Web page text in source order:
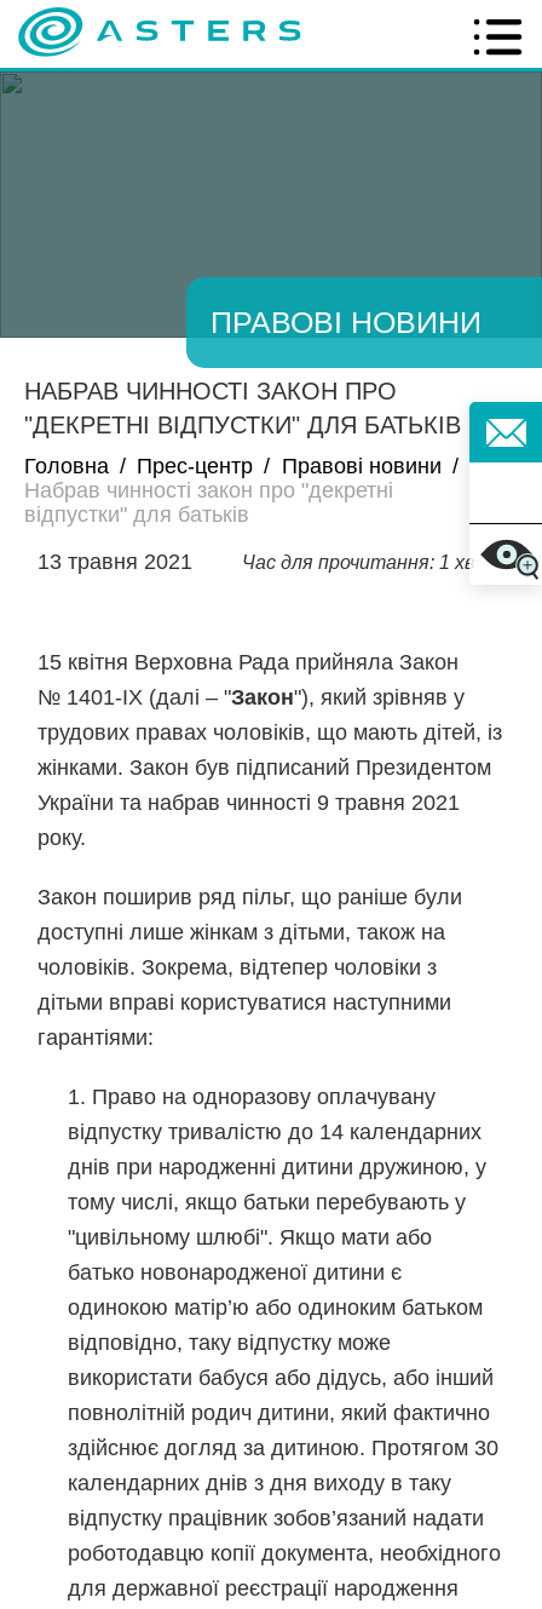
ПРАВОВІ НОВИНИ
НАБРАВ ЧИННОСТІ ЗАКОН ПРО
"ДЕКРЕТНІ ВІДПУСТКИ" ДЛЯ БАТЬКІВ
Головна / Прес-центр / Правові новини /
Набрав чинності закон про "декретні
відпустки" для батьків
13 травня 2021
Час для прочитання: 1 хв
15 квітня Верховна Рада прийняла Закон
№ 1401-IX (далі – "Закон"), який зрівняв у
трудових правах чоловіків, що мають дітей, із
жінками. Закон був підписаний Президентом
України та набрав чинності 9 травня 2021
року.
Закон поширив ряд пільг, що раніше були
доступні лише жінкам з дітьми, також на
чоловіків. Зокрема, відтепер чоловіки з
дітьми вправі користуватися наступними
гарантіями:
Право на одноразову оплачувану
відпустку тривалістю до 14 календарних
днів при народженні дитини дружиною, у
тому числі, якщо батьки перебувають у
"цивільному шлюбі". Якщо мати або
батько новонародженої дитини є
одинокою матір’ю або одиноким батьком
відповідно, таку відпустку може
використати бабуся або дідусь, або інший
повнолітній родич дитини, який фактично
здійснює догляд за дитиною. Протягом 30
календарних днів з дня виходу в таку
відпустку працівник зобов’язаний надати
роботодавцю копії документа, необхідного
для державної реєстрації народження